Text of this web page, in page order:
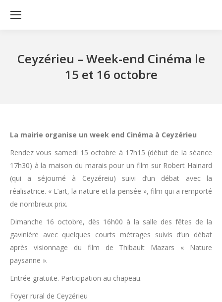
Ceyzérieu – Week-end Cinéma le
15 et 16 octobre
La mairie organise un week end Cinéma à Ceyzérieu
Rendez vous samedi 15 octobre à 17h15 (début de la séance
17h30) à la maison du marais pour un film sur Robert Hainard
(qui a séjourné à Ceyzéreiu) suivi d’un débat avec la
réalisatrice. « L’art, la nature et la pensée », film qui a remporté
de nombreux prix.
Dimanche 16 octobre, dès 16h00 à la salle des fêtes de la
gavinière avec quelques courts métrages suivis d’un débat
après visionnage du film de Thibault Mazars « Nature
paysanne ».
Entrée gratuite. Participation au chapeau.
Foyer rural de Ceyzérieu